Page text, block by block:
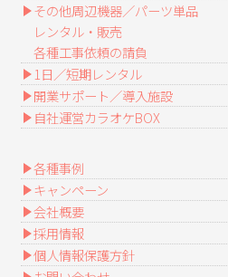
その他周辺機器／パーツ単品
レンタル・販売
各種工事依頼の請負
1日／短期レンタル
開業サポート／導入施設
自社運営カラオケBOX
各種事例
キャンペーン
会社概要
採用情報
個人情報保護方針